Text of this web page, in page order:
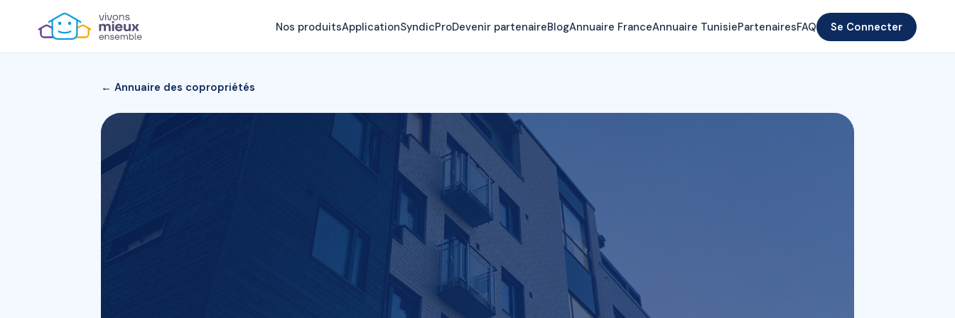
Nos produitsApplicationSyndicProDevenir partenaireBlogAnnuaire FranceAnnuaire TunisiePartenairesFAQ Se Connecter
← Annuaire des copropriétés